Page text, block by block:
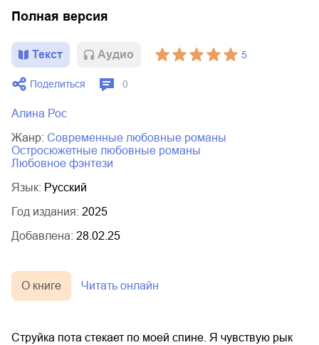
Полная версия
Текст Aудио 5
Поделиться 0
Алина Рос
Жанр:
современные любовные романы
остросюжетные любовные романы
любовное фэнтези
Язык: Русский
Год издания: 2025
Добавлена: 28.02.25
О книге Читать онлайн
Струйка пота стекает по моей спине. Я чувствую рык